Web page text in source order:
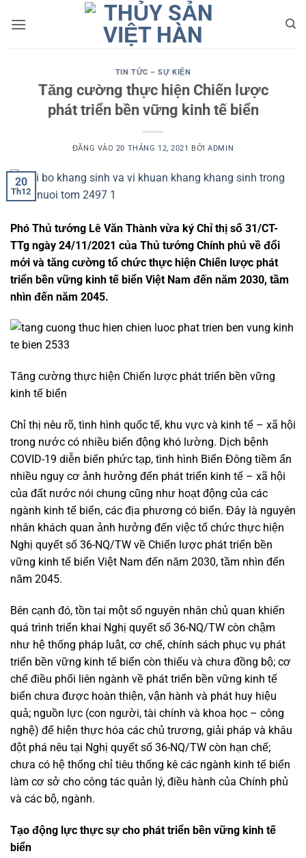
qua
TIN TỨC – SỰ KIỆN
Tăng cường thực hiện Chiến lược
phát triển bền vững kinh tế biển
ĐĂNG VÀO 20 THÁNG 12, 2021 BỞIADMIN
20
Th12
Phó Thủ tướng Lê Văn Thành vừa ký Chỉ thị số 31/CT-
TTg ngày 24/11/2021 của Thủ tướng Chính phủ về đổi
mới và tăng cường tổ chức thực hiện Chiến lược phát
triển bền vững kinh tế biển Việt Nam đến năm 2030, tầm
nhìn đến năm 2045.
Tăng cường thực hiện Chiến lược phát triển bền vững
kinh tế biển
Chỉ thị nêu rõ, tình hình quốc tế, khu vực và kinh tế – xã hội
trong nước có nhiều biến động khó lường. Dịch bệnh
COVID-19 diễn biến phức tạp, tình hình Biển Đông tiềm ẩn
nhiều nguy cơ ảnh hưởng đến phát triển kinh tế – xã hội
của đất nước nói chung cũng như hoạt động của các
ngành kinh tế biển, các địa phương có biển. Đây là nguyên
nhân khách quan ảnh hưởng đến việc tổ chức thực hiện
Nghị quyết số 36-NQ/TW về Chiến lược phát triển bền
vững kinh tế biển Việt Nam đến năm 2030, tầm nhìn đến
năm 2045.
Bên cạnh đó, tồn tại một số nguyên nhân chủ quan khiến
quá trình triển khai Nghị quyết số 36-NQ/TW còn chậm
như hệ thống pháp luật, cơ chế, chính sách phục vụ phát
triển bền vững kinh tế biển còn thiếu và chưa đồng bộ; cơ
chế điều phối liên ngành về phát triển bền vững kinh tế
biển chưa được hoàn thiện, vận hành và phát huy hiệu
quả; nguồn lực (con người, tài chính và khoa học – công
nghệ) để hiện thực hóa các chủ trương, giải pháp và khâu
đột phá nêu tại Nghị quyết số 36-NQ/TW còn hạn chế;
chưa có hệ thống chỉ tiêu thống kê các ngành kinh tế biển
làm cơ sở cho công tác quản lý, điều hành của Chính phủ
và các bộ, ngành.
Tạo động lực thực sự cho phát triển bền vững kinh tế
biển